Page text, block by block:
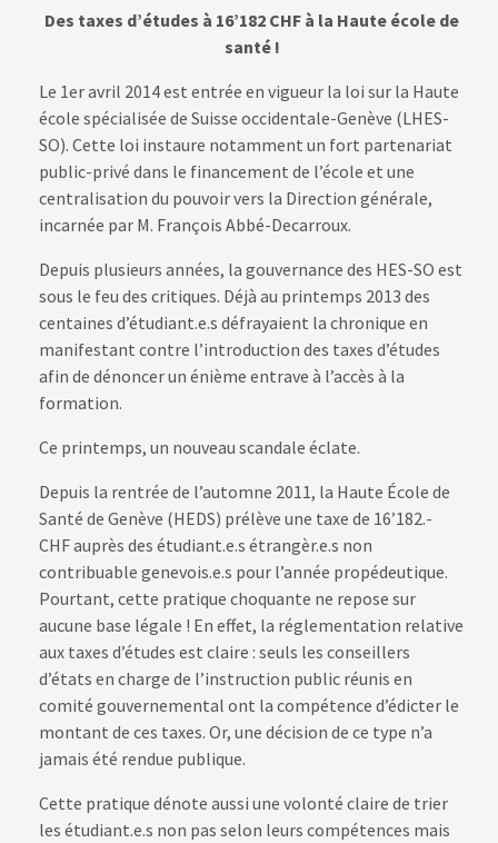
Des taxes d’études à 16’182 CHF à la Haute école de
santé !
Le 1er avril 2014 est entrée en vigueur la loi sur la Haute
école spécialisée de Suisse occidentale-Genève (LHES-
SO). Cette loi instaure notamment un fort partenariat
public-privé dans le financement de l’école et une
centralisation du pouvoir vers la Direction générale,
incarnée par M. François Abbé-Decarroux.
Depuis plusieurs années, la gouvernance des HES-SO est
sous le feu des critiques. Déjà au printemps 2013 des
centaines d’étudiant.e.s défrayaient la chronique en
manifestant contre l’introduction des taxes d’études
afin de dénoncer un énième entrave à l’accès à la
formation.
Ce printemps, un nouveau scandale éclate.
Depuis la rentrée de l’automne 2011, la Haute École de
Santé de Genève (HEDS) prélève une taxe de 16’182.-
CHF auprès des étudiant.e.s étrangèr.e.s non
contribuable genevois.e.s pour l’année propédeutique.
Pourtant, cette pratique choquante ne repose sur
aucune base légale ! En effet, la réglementation relative
aux taxes d’études est claire : seuls les conseillers
d’états en charge de l’instruction public réunis en
comité gouvernemental ont la compétence d’édicter le
montant de ces taxes. Or, une décision de ce type n’a
jamais été rendue publique.
Cette pratique dénote aussi une volonté claire de trier
les étudiant.e.s non pas selon leurs compétences mais